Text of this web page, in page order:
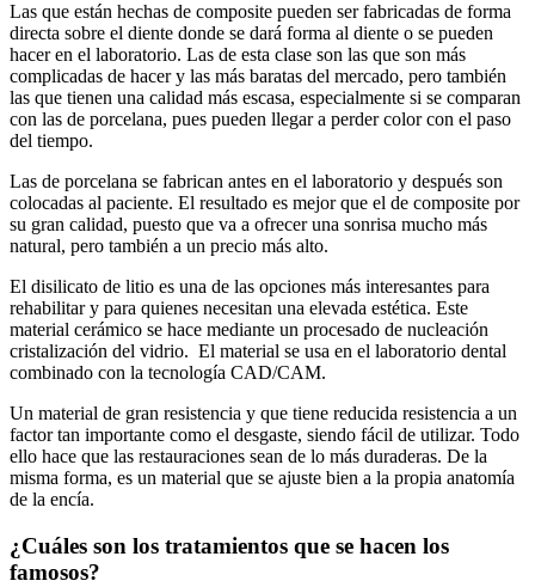
Las que están hechas de composite pueden ser fabricadas de forma
directa sobre el diente donde se dará forma al diente o se pueden
hacer en el laboratorio. Las de esta clase son las que son más
complicadas de hacer y las más baratas del mercado, pero también
las que tienen una calidad más escasa, especialmente si se comparan
con las de porcelana, pues pueden llegar a perder color con el paso
del tiempo.
Las de porcelana se fabrican antes en el laboratorio y después son
colocadas al paciente. El resultado es mejor que el de composite por
su gran calidad, puesto que va a ofrecer una sonrisa mucho más
natural, pero también a un precio más alto.
El disilicato de litio es una de las opciones más interesantes para
rehabilitar y para quienes necesitan una elevada estética. Este
material cerámico se hace mediante un procesado de nucleación
cristalización del vidrio. El material se usa en el laboratorio dental
combinado con la tecnología CAD/CAM.
Un material de gran resistencia y que tiene reducida resistencia a un
factor tan importante como el desgaste, siendo fácil de utilizar. Todo
ello hace que las restauraciones sean de lo más duraderas. De la
misma forma, es un material que se ajuste bien a la propia anatomía
de la encía.
¿Cuáles son los tratamientos que se hacen los
famosos?